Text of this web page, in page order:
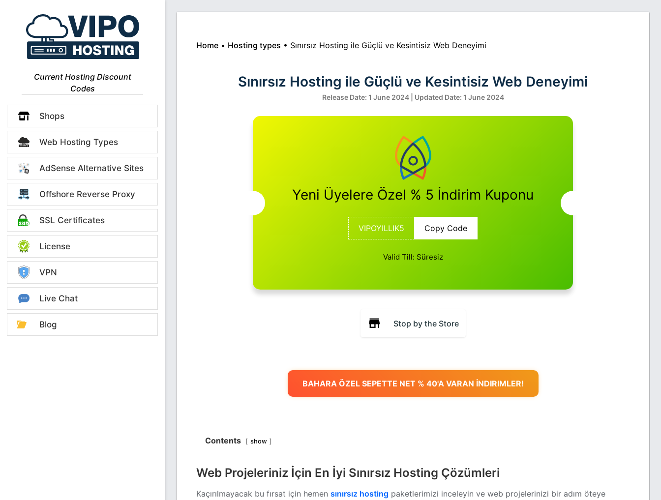
Current Hosting Discount
Codes
Shops
Web Hosting Types
AdSense Alternative Sites
Offshore Reverse Proxy
SSL Certificates
License
VPN
Live Chat
Blog
Home • Hosting types • Sınırsız Hosting ile Güçlü ve Kesintisiz Web Deneyimi
Sınırsız Hosting ile Güçlü ve Kesintisiz Web Deneyimi
Release Date: 1 June 2024 | Updated Date: 1 June 2024
Yeni Üyelere Özel % 5 İndirim Kuponu
VIPOYILLIK5 Copy Code
Valid Till: Süresiz
Stop by the Store
BAHARA ÖZEL SEPETTE NET % 40'A VARAN İNDIRIMLER!
Contents show
Web Projeleriniz İçin En İyi Sınırsız Hosting Çözümleri
Kaçırılmayacak bu fırsat için hemen sınırsız hosting paketlerimizi inceleyin ve web projelerinizi bir adım öteye